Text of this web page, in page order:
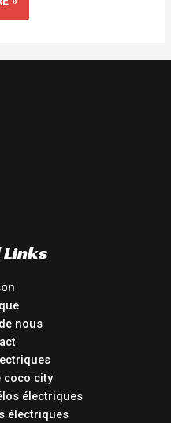
nous
coco city
électriques
électriques